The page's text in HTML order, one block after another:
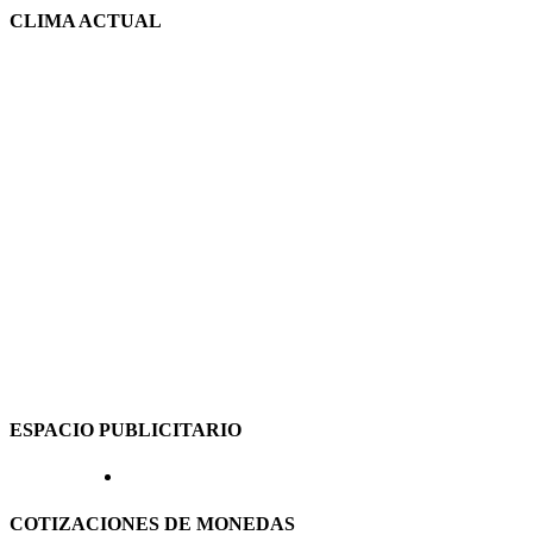
CLIMA ACTUAL
ESPACIO PUBLICITARIO
COTIZACIONES DE MONEDAS